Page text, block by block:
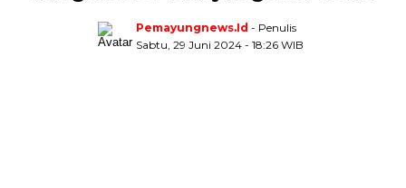
Pemayungnews.id - Penulis
Sabtu, 29 Juni 2024 - 18:26 WIB